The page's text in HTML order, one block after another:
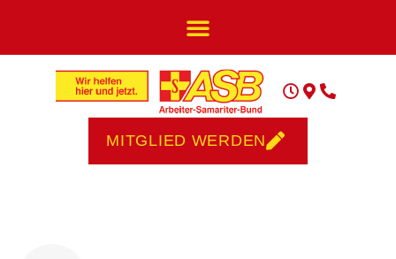
MITGLIED WERDEN